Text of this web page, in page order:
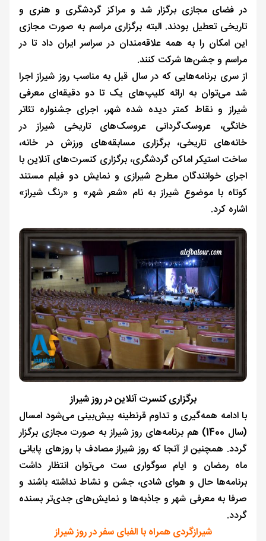
در فضای مجازی برگزار شد و مراکز گردشگری و هنری و
تاریخی تعطیل بودند. البته برگزاری مراسم به صورت مجازی
این امکان را به همه علاقه‌مندان در سراسر ایران داد تا در
مراسم و جشن‌ها شرکت کنند.
از سری برنامه‌هایی که در سال قبل به مناسب روز شیراز اجرا
شد می‌توان به ارائه کلیپ‌های یک تا دو دقیقه‌ای معرفی
شیراز و نقاط کمتر دیده شده شهر، اجرای جشنواره تئاتر
خانگی، عروسک‌گردانی عروسک‌های تاریخی شیراز در
خانه‌های تاریخی، برگزاری مسابقه‌های ورزش در خانه،
ساخت استیکر اماکن گردشگری، برگزاری کنسرت‌های آنلاین با
اجرای خوانندگان مطرح شیرازی و نمایش دو فیلم مستند
کوتاه با موضوع شیراز به نام «شعر شهر» و «رنگ شیراز»
اشاره کرد.
برگزاری کنسرت آنلاین در روز شیراز
با ادامه همه‌گیری و تداوم قرنطینه پیش‌بینی می‌شود امسال
(سال 1400) هم برنامه‌های روز شیراز به صورت مجازی برگزار
گردد. همچنین از آنجا که روز شیراز مصادف با روزهای پایانی
ماه رمضان و ایام سوگواری ست می‌توان انتظار داشت
برنامه‌ها حال و هوای شادی، جشن و نشاط نداشته باشند و
صرفا به معرفی شهر و جاذبه‌ها و نمایش‌های جدی‌تر بسنده
گردد.
شیرازگردی همراه با الفبای سفر در روز شیراز